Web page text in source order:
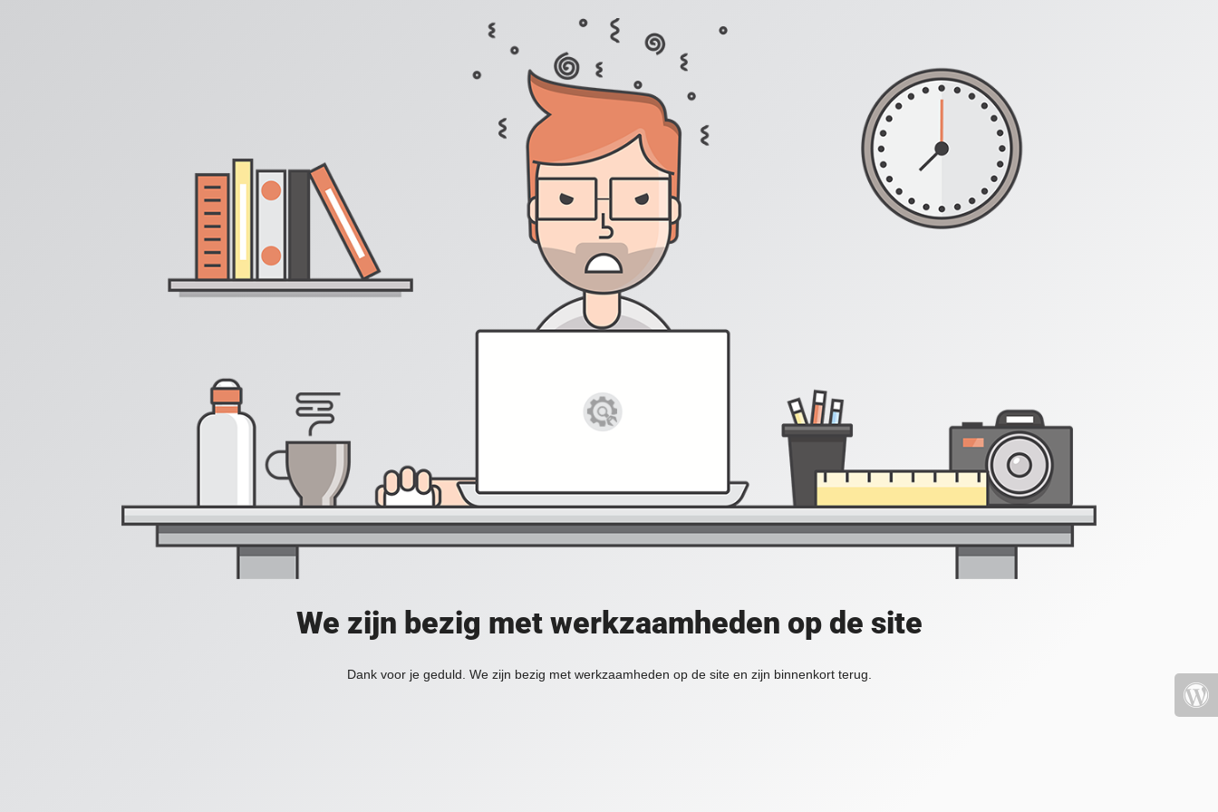
We zijn bezig met werkzaamheden op de site
Dank voor je geduld. We zijn bezig met werkzaamheden op de site en zijn binnenkort terug.